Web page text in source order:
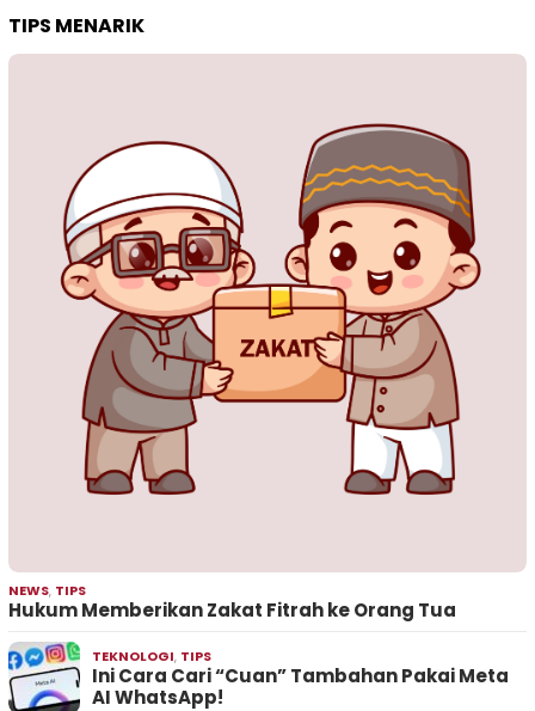
TIPS MENARIK
NEWS, TIPS
Hukum Memberikan Zakat Fitrah ke Orang Tua
TEKNOLOGI, TIPS
Ini Cara Cari “Cuan” Tambahan Pakai Meta
AI WhatsApp!